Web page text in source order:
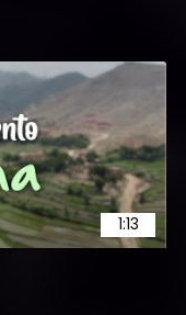
1:13